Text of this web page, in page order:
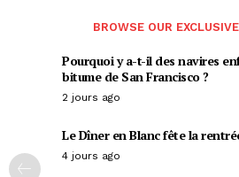
BROWSE OUR
Pourquoi y a-t-il des navires
bitume de San Francisco ?
2 jours ago
Le Dîner en Blanc fête la
4 jours ago